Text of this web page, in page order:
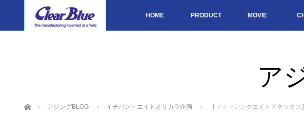
HOME PRODUCT MOVIE
ア
ホーム アジングBLOG イチバン・エイトオリカラ企画 【フィッシングエイトアネック